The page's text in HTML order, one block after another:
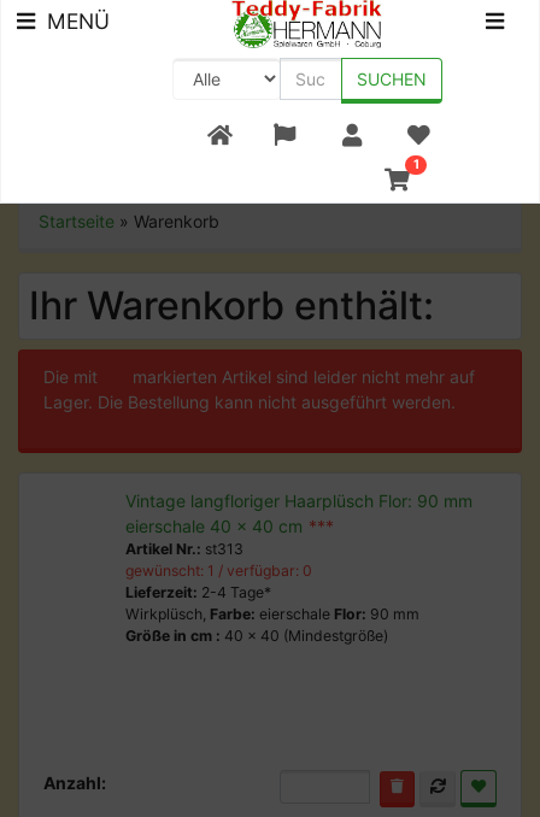
+49 (0) 9561-8590-0
MENÜ
SUCHEN
1
Startseite » Warenkorb
Ihr Warenkorb enthält:
Die mit
markierten Artikel sind leider nicht mehr auf
Lager. Die Bestellung kann nicht ausgeführt werden.
Vintage langfloriger Haarplüsch Flor: 90 mm
eierschale 40 x 40 cm ***
Artikel Nr.: st313
gewünscht: 1 / verfügbar: 0
Lieferzeit: 2-4 Tage*
Wirkplüsch, Farbe: eierschale Flor: 90 mm
Größe in cm : 40 x 40 (Mindestgröße)
Anzahl: